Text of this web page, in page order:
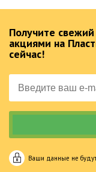
Получите
акциями на
сейчас!
Ваши данные не